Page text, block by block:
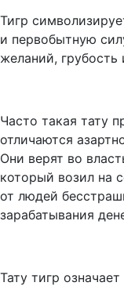
Тигр
и первобытную
желаний, грубость
Часто такая тату
отличаются
Они верят во
который возил на
от людей
зарабатывания
Тату тигр